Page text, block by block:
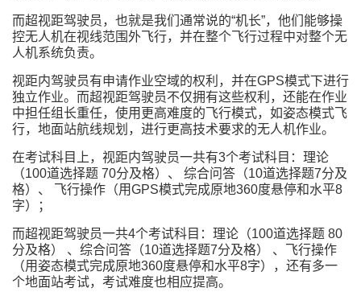
而超视距驾驶员，也就是我们通常说的“机长”，他们能够操
控无人机在视线范围外飞行，并在整个飞行过程中对整个无
人机系统负责。
视距内驾驶员有申请作业空域的权利，并在GPS模式下进行
独立作业。而超视距驾驶员不仅拥有这些权利，还能在作业
中担任组长重任，使用更高难度的飞行模式，如姿态模式飞
行，地面站航线规划，进行更高技术要求的无人机作业。
在考试科目上，视距内驾驶员一共有3个考试科目：理论
（100道选择题 70分及格）、 综合问答（10道选择题7分及
格）、 飞行操作（用GPS模式完成原地360度悬停和水平8
字）；
而超视距驾驶员一共4个考试科目：理论（100道选择题 80
分及格） 、综合问答（10道选择题7分及格） 、飞行操作
（用姿态模式完成原地360度悬停和水平8字），还有多一
个地面站考试，考试难度也相应提高。